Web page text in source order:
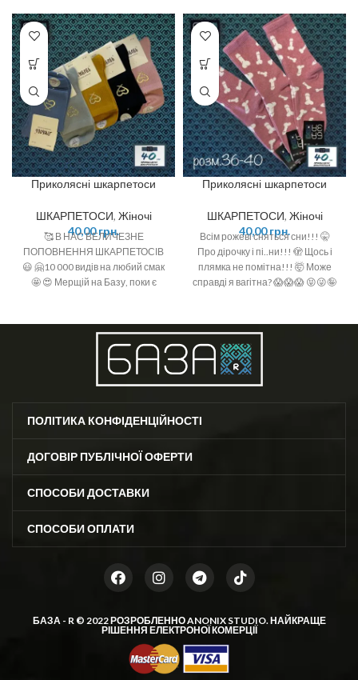
Приколясні шкарпетоси
ШКАРПЕТОСИ, Жіночі
40,00грн.
🥰 В НАС ВЕЛИЧЕЗНЕ
ПОПОВНЕННЯ ШКАРПЕТОСІВ
😃 🤗10 000 видів на любий смак
🤩 😍 Мерщій на Базу, поки є
Приколясні шкарпетоси
ШКАРПЕТОСИ, Жіночі
40,00грн.
Всім рожеві сняться сни!!! 🤫
Про дірочку і пі..ни!!! 🫣 Щось і
плямка не помітна!!! 🤯 Може
справді я вагітна? 😱😱😱 😝😜🤪
6%, спандекс 2% ❣️ Розмір: 36-40
(One size)
ПОЛІТИКА КОНФІДЕНЦІЙНОСТІ
ДОГОВІР ПУБЛІЧНОЇ ОФЕРТИ
СПОСОБИ ДОСТАВКИ
СПОСОБИ ОПЛАТИ
БАЗА - R © 2022 РОЗРОБЛЕННОANONIX STUDIO. НАЙКРАЩЕ
РІШЕННЯ ЕЛЕКТРОНОЇ КОМЕРЦІЇ